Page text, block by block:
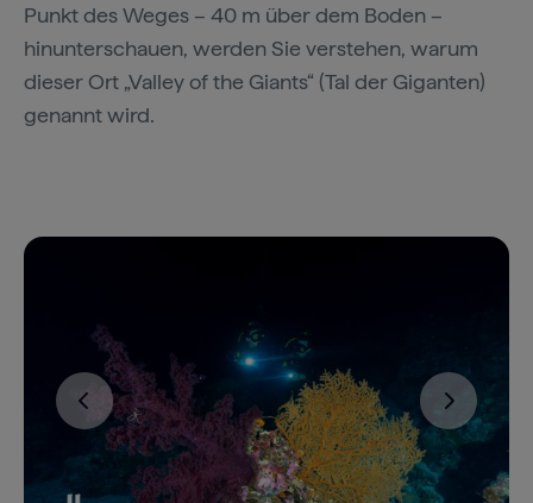
Punkt des Weges – 40 m über dem Boden –
hinunterschauen, werden Sie verstehen, warum
dieser Ort „Valley of the Giants“ (Tal der Giganten)
genannt wird.